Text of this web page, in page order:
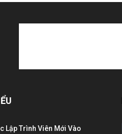
Lập Trình Viên Mới Vào